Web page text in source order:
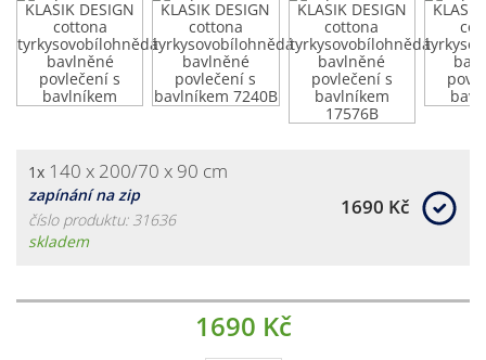
1x 140 x 200/70 x 90 cm
zapínání na zip
číslo produktu: 31636
skladem
1690 Kč
1690 Kč